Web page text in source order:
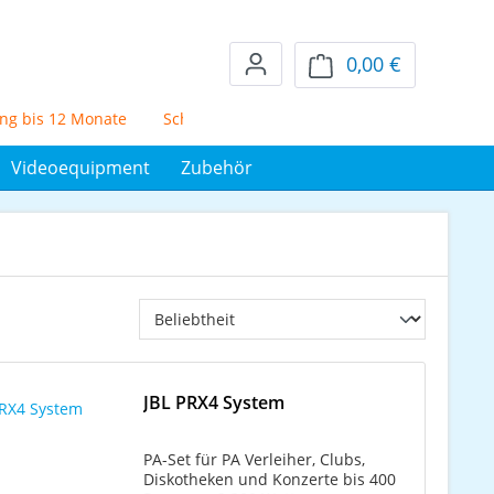
12 Monate Schufafreier Mietkauf über 72 Monate
0,00 €
Videoequipment Zubehör
JBL PRX4 System
PA-Set für PA Verleiher, Clubs,
Diskotheken und Konzerte bis 400